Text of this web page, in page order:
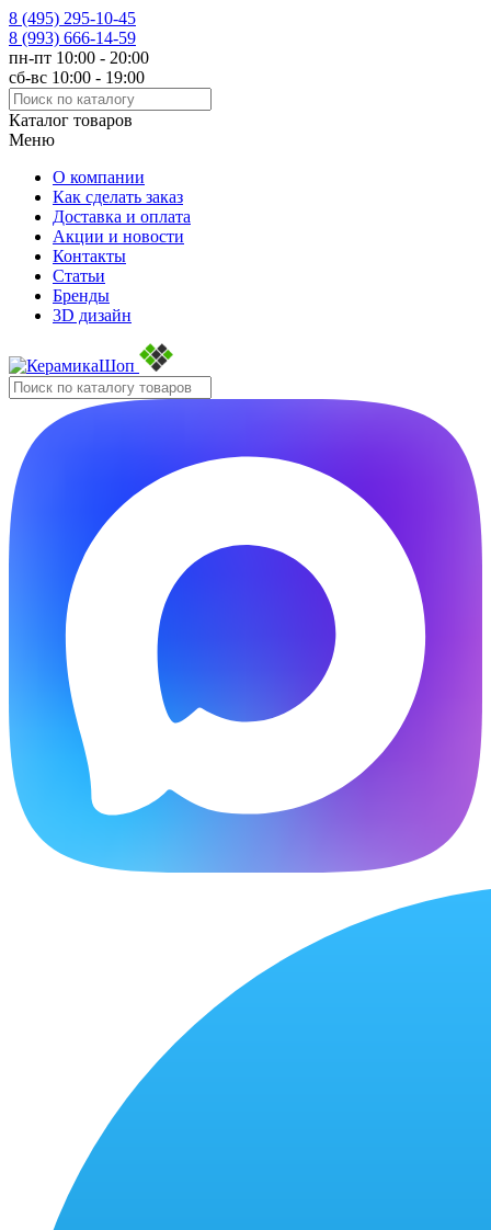
8 (495) 295-10-45
8 (993) 666-14-59
пн-пт 10:00 - 20:00
сб-вс 10:00 - 19:00
Каталог товаров
Меню
О компании
Как сделать заказ
Доставка и оплата
Акции и новости
Контакты
Статьи
Бренды
3D дизайн